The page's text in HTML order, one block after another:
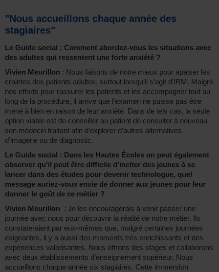
"Nous accueillons chaque année des
stagiaires"
Le Guide social : Comment abordez-vous les situations avec
des adultes qui ressentent une forte anxiété ?
Vivien Meurillon : Nous faisons de notre mieux pour apaiser les
craintes des patients adultes, surtout lorsqu’il s’agit d’IRM. Malgré
nos efforts pour rassurer les patients et les accompagner tout au
long de la procédure, il arrive que l’examen ne puisse pas être
mené à bien en raison de leur anxiété. Dans de tels cas, la seule
option viable est de conseiller au patient de consulter à nouveau
son médecin traitant afin d’explorer d’autres alternatives
d’imagerie ou de diagnostic.
Le Guide social : Dans les Hautes Écoles on peut également
observer qu’il peut être difficile d’inciter des jeunes à se
lancer dans des études pour devenir technologue, quel
message auriez-vous envie de donner aux jeunes pour leur
donner le goût de ce métier ?
Vivien Meurillon : Je les encouragerais à venir passer une
journée avec nous pour découvrir la réalité de notre métier. Ils
constateraient par eux-mêmes que, malgré certaines journées
exigeantes, il y a aussi des moments très enrichissants et des
expériences valorisantes. Nous offrons des stages et collaborons
avec deux établissements d’enseignement supérieur. Nous
accueillons chaque année six stagiaires. Cette immersion